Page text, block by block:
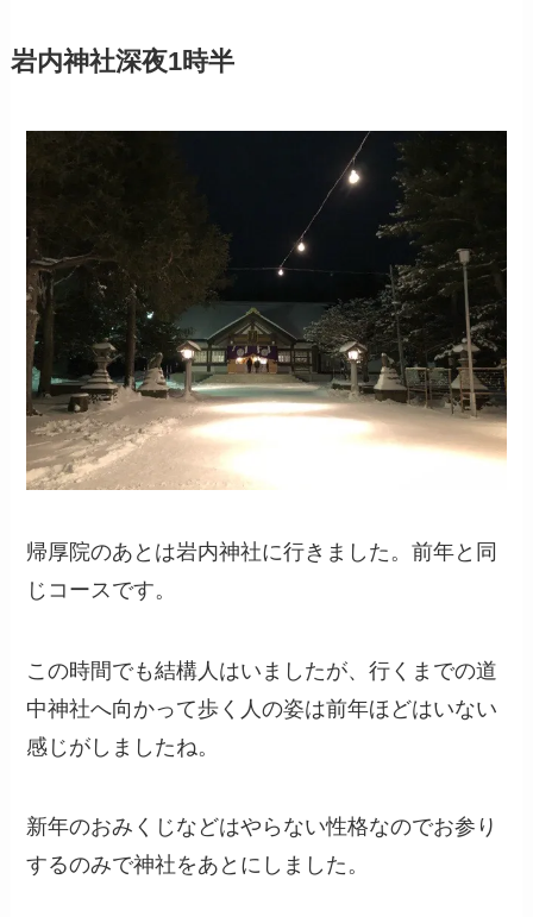
岩内神社深夜1時半
帰厚院のあとは岩内神社に行きました。前年と同
じコースです。
この時間でも結構人はいましたが、行くまでの道
中神社へ向かって歩く人の姿は前年ほどはいない
感じがしましたね。
新年のおみくじなどはやらない性格なのでお参り
するのみで神社をあとにしました。